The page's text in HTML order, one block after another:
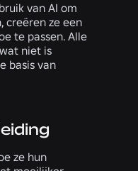
van AI om
creëren ze een
te passen. Alle
niet is
basis van
ze hun